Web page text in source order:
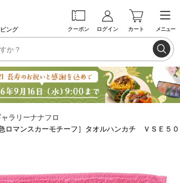
ング クーポン ログイン カート メニュー
ラリーナナフロ
ロマンスカーモチーフ］タオルハンカチ ＶＳＥ５０